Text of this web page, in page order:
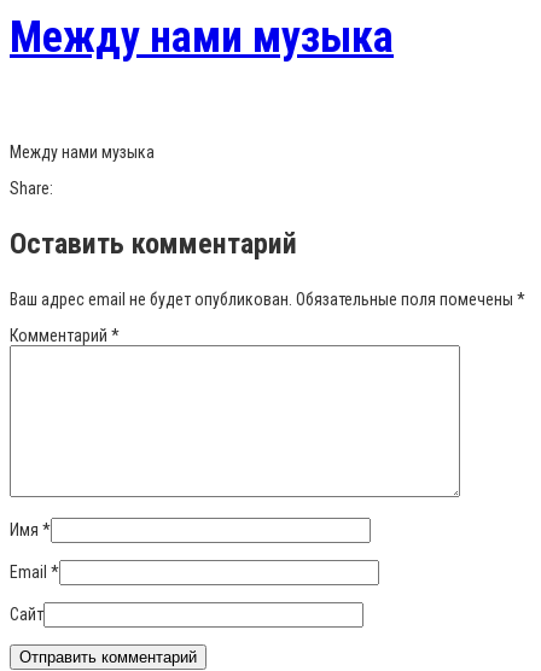
Между нами музыка
Между нами музыка
Share:
Оставить комментарий
Ваш адрес email не будет опубликован. Обязательные поля помечены *
Комментарий *
Имя *
Email *
Сайт